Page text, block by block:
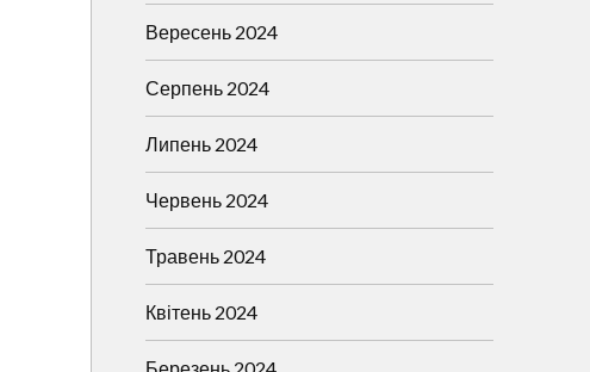
Вересень 2024
Серпень 2024
Липень 2024
Червень 2024
Травень 2024
Квітень 2024